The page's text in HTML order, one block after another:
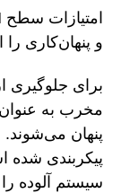
و پنهان‌کاری را
برای جلوگیری
پنهان می‌شوند.
پیکربندی شده